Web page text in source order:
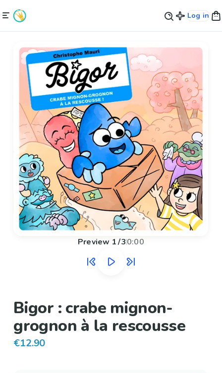
Log in
Preview 1/30:00
Bigor : crabe mignon-
grognon à la rescousse
€12.90